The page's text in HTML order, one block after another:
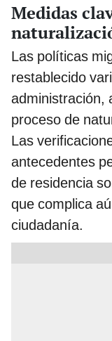
Medidas
Las políticas
restablecido
administración,
proceso de
Las
antecedentes
de residencia
que complica
ciudadanía.